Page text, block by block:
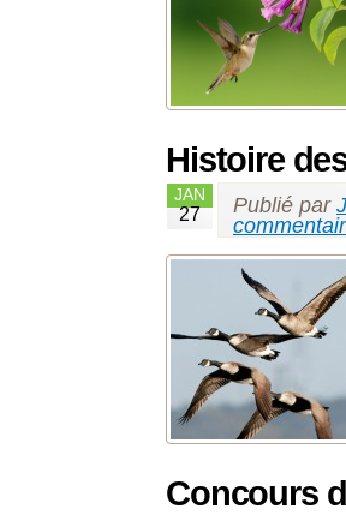
Histoire
JAN
27 Publié par
Concours